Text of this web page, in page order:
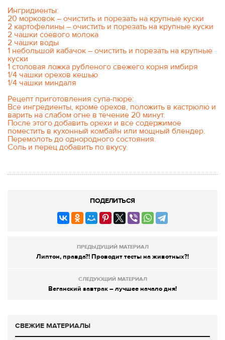
Ингридиенты:
20 морковок – очистить и порезать на крупные куски
2 картофелины – очистить и порезать на крупные куски
2 чашки соевого молока
2 чашки воды
1 небольшой кабачок – очистить и порезать на крупные
куски
1 столовая ложка рубленого свежего корня имбиря
1/4 чашки орехов кешью
1/4 чашки миндаля
Рецепт приготовления супа-пюре:
Все ингредиенты, кроме орехов, положить в кастрюлю и
варить на слабом огне в течение 20 минут.
После этого добавить орехи и все содержимое
поместить в кухонный комбайн или мощный блендер.
Перемолоть до однородного состояния.
Соль и перец добавить по вкусу.
ПОДЕЛИТЬСЯ
ПРЕДЫДУЩИЙ МАТЕРИАЛ
Липтон, правда?! Проводит тесты на животных?!
СЛЕДУЮЩИЙ МАТЕРИАЛ
Веганский завтрак – лучшее начало дня!
СВЕЖИЕ МАТЕРИАЛЫ